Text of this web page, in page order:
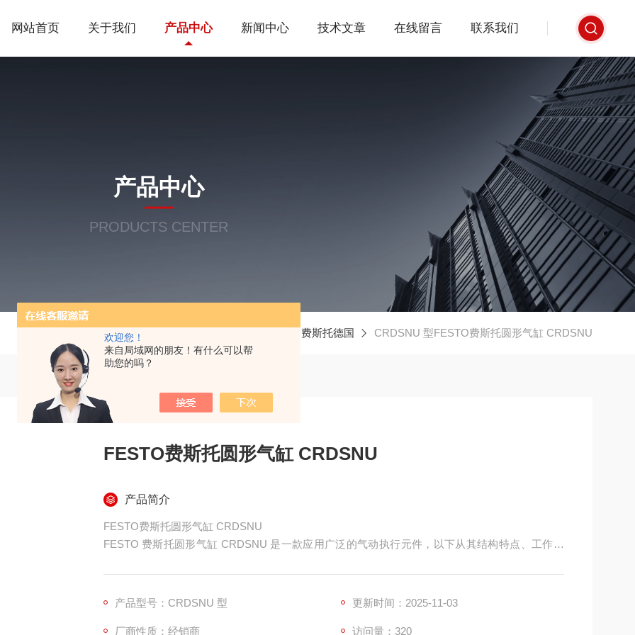
欢迎您！
来自局域网的朋友！有什么可以帮
助您的吗？
网站首页 关于我们 产品中心 新闻中心 技术文章 在线留言 联系我们
产品中心
PRODUCTS CENTER
首页 FESTO费斯托德国 CRDSNU 型FESTO费斯托圆形气缸 CRDSNU
FESTO费斯托圆形气缸 CRDSNU
产品简介
FESTO费斯托圆形气缸 CRDSNU
FESTO 费斯托圆形气缸 CRDSNU 是一款应用广泛的气动执行元件，以下从其结构特点、工作原
结构特点材质优良：缸筒、盖子和活塞杆均采用高合金不锈钢材质，具有良好的耐腐蚀性和耐磨
数低，能延长气缸使用寿命1。
产品型号：CRDSNU 型 更新时间：2025-11-03
厂商性质：经销商 访问量：320